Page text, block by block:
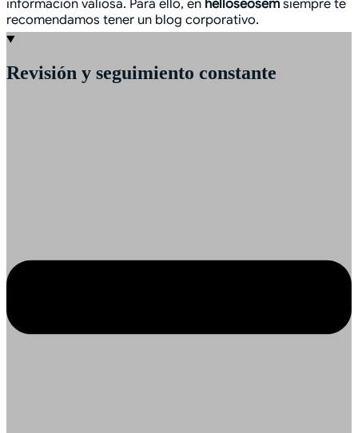
información valiosa. Para ello, en helloseosem siempre te
recomendamos tener un blog corporativo.
Revisión y seguimiento constante